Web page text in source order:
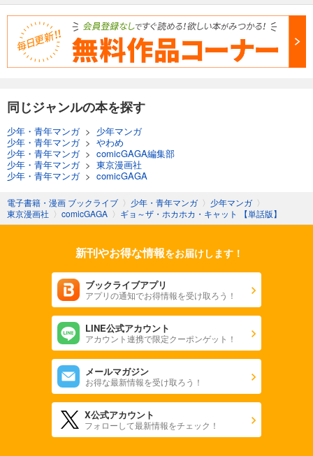
同じジャンルの本を探す
少年・青年マンガ> 少年マンガ
少年・青年マンガ> やわめ
少年・青年マンガ> comicGAGA編集部
少年・青年マンガ> 東京漫画社
少年・青年マンガ> comicGAGA
電子書籍・漫画 ブックライブ 〉 少年・青年マンガ 〉 少年マンガ 〉
東京漫画社 〉 comicGAGA 〉 ギョ～ザ・ホカホカ・キャット 【単話版】
新刊やお得な情報をお届けします！
ブックライブアプリ
アプリの通知でお得情報を受け取ろう！
LINE公式アカウント
アカウント連携で限定クーポンゲット！
メールマガジン
お得な最新情報を受け取ろう！
X公式アカウント
フォローして最新情報をチェック！